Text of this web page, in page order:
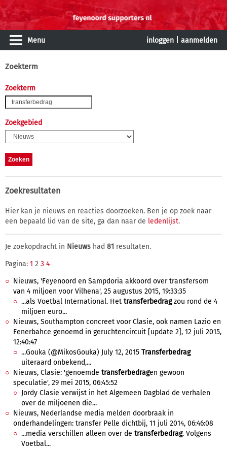
Menu inloggen aanmelden
Zoekterm
Zoekterm
Zoekgebied
Zoekresultaten
Hier kan je nieuws en reacties doorzoeken. Ben je op zoek naar
een bepaald lid van de site, ga dan naar de ledenlijst.
Je zoekopdracht in Nieuws had 81 resultaten.
Pagina: 1 2 3 4
Nieuws, 'Feyenoord en Sampdoria akkoord over transfersom
van 4 miljoen voor Vilhena', 25 augustus 2015, 19:33:35
...als Voetbal International. Het transferbedragzou rond de 4
miljoen euro...
Nieuws, Southampton concreet voor Clasie, ook namen Lazio en
Fenerbahce genoemd in geruchtencircuit [update 2], 12 juli 2015,
12:40:47
...Gouka (@MikosGouka) July 12, 2015 Transferbedrag
uiteraard onbekend,...
Nieuws, Clasie: 'genoemde transferbedragen gewoon
speculatie', 29 mei 2015, 06:45:52
Jordy Clasie verwijst in het Algemeen Dagblad de verhalen
over de miljoenen die...
Nieuws, Nederlandse media melden doorbraak in
onderhandelingen: transfer Pelle dichtbij, 11 juli 2014, 06:46:08
...media verschillen alleen over de transferbedrag. Volgens
Voetbal...